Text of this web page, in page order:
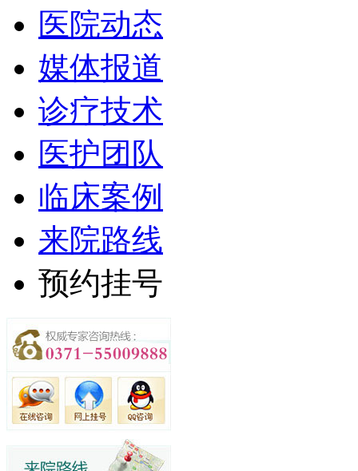
医院动态
媒体报道
诊疗技术
医护团队
临床案例
来院路线
预约挂号